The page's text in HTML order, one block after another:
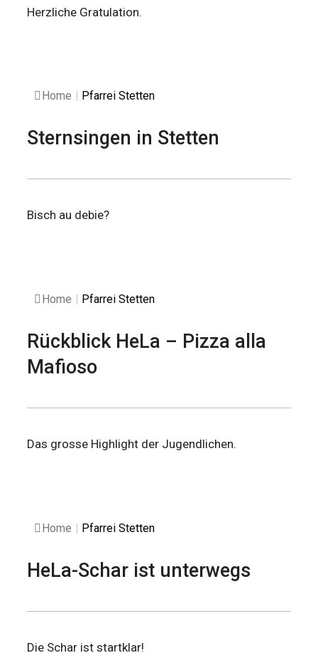
Herzliche Gratulation.
Home Pfarrei Stetten
Sternsingen in Stetten
Bisch au debie?
Home Pfarrei Stetten
Rückblick HeLa – Pizza alla
Mafioso
Das grosse Highlight der Jugendlichen.
Home Pfarrei Stetten
HeLa-Schar ist unterwegs
Die Schar ist startklar!